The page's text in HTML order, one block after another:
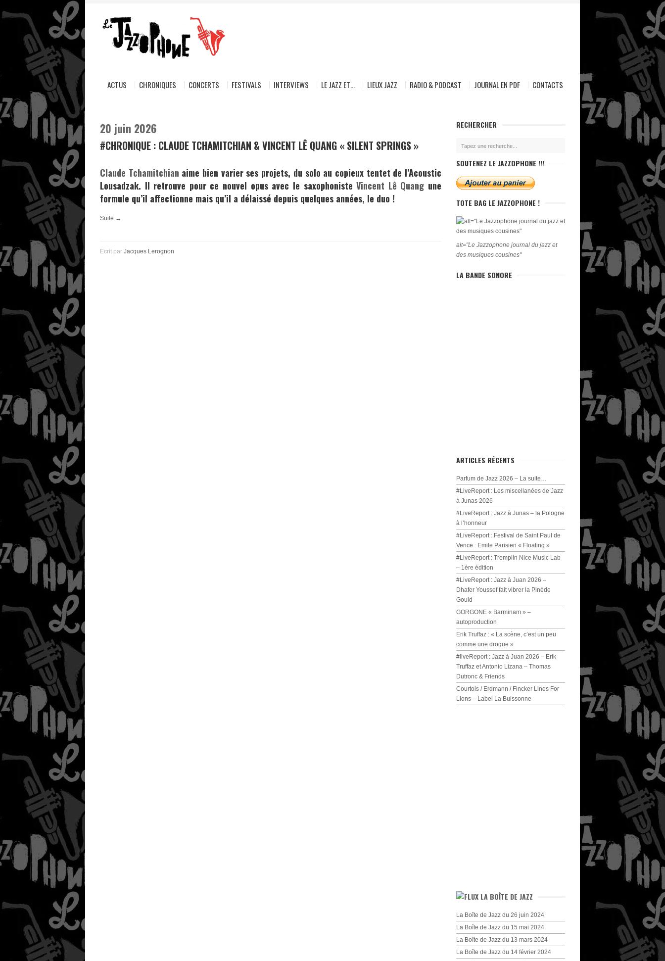
ACTUS CHRONIQUES CONCERTS FESTIVALS INTERVIEWS LE JAZZ ET… LIEUX JAZZ RADIO & PODCAST JOURNAL EN PDF CONTACTS
20 juin 2026
#CHRONIQUE : CLAUDE TCHAMITCHIAN & VINCENT LÊ QUANG « SILENT SPRINGS »
Claude Tchamitchian aime bien varier ses projets, du solo au copieux tentet de l’Acoustic
Lousadzak. Il retrouve pour ce nouvel opus avec le saxophonisteVincent Lê Quang une
formule qu’il affectionne mais qu’il a délaissé depuis quelques années, le duo !
Suite →
Ecrit par Jacques Lerognon
RECHERCHER
SOUTENEZ LE JAZZOPHONE !!!
TOTE BAG LE JAZZOPHONE !
alt="Le Jazzophone journal du jazz et
des musiques cousines"
LA BANDE SONORE
ARTICLES RÉCENTS
Parfum de Jazz 2026 – La suite…
#LiveReport : Les miscellanées de Jazz
à Junas 2026
#LiveReport : Jazz à Junas – la Pologne
à l’honneur
#LiveReport : Festival de Saint Paul de
Vence : Emile Parisien « Floating »
#LiveReport : Tremplin Nice Music Lab
– 1ère édition
#LiveReport : Jazz à Juan 2026 –
Dhafer Youssef fait vibrer la Pinède
Gould
GORGONE « Barminam » –
autoproduction
Erik Truffaz : « La scène, c’est un peu
comme une drogue »
#liveReport : Jazz à Juan 2026 – Erik
Truffaz et Antonio Lizana – Thomas
Dutronc & Friends
Courtois / Erdmann / Fincker Lines For
Lions – Label La Buissonne
LA BOÎTE DE JAZZ
La Boîte de Jazz du 26 juin 2024
La Boîte de Jazz du 15 mai 2024
La Boîte de Jazz du 13 mars 2024
La Boîte de Jazz du 14 février 2024